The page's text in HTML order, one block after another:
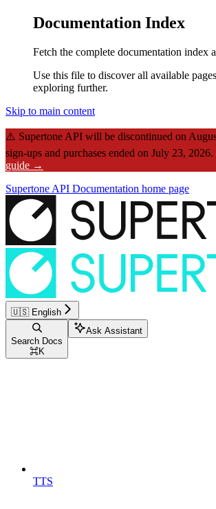
Documentation Index
Fetch the complete documentation index
Use this file to discover all available
exploring further.
Skip to main content
⚠️ Supertone API will be discontinued on
sign-ups and purchases ended on July 23, 2026.
guide →
Supertone API Documentation home page
🇺🇸 English
Search Docs
⌘K
Ask Assistant
TTS